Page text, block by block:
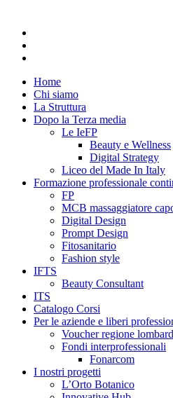
Home
Chi siamo
La Struttura
Dopo la Terza media
Le IeFP
Beauty e Wellness
Digital Strategy
Liceo del Made In Italy
Formazione professionale
FP
MCB massaggiatore
Digital Design
Prompt Design
Fitosanitario
Fashion style
IFTS
Beauty Consultant
ITS
Catalogo Corsi
Per le aziende e liberi
Voucher regione
Fondi interprofessionali
Fonarcom
I nostri progetti
L’Orto Botanico